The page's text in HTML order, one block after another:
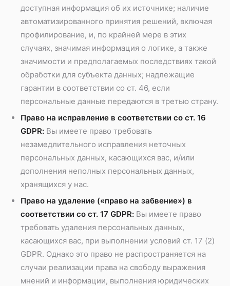
доступная информация об их источнике; наличие
автоматизированного принятия решений, включая
профилирование, и, по крайней мере в этих
случаях, значимая информация о логике, а также
значимости и предполагаемых последствиях такой
обработки для субъекта данных; надлежащие
гарантии в соответствии со ст. 46, если
персональные данные передаются в третью страну.
Право на исправление в соответствии со ст. 16
GDPR: Вы имеете право требовать
незамедлительного исправления неточных
персональных данных, касающихся вас, и/или
дополнения неполных персональных данных,
хранящихся у нас.
Право на удаление («право на забвение») в
соответствии со ст. 17 GDPR: Вы имеете право
требовать удаления персональных данных,
касающихся вас, при выполнении условий ст. 17 (2)
GDPR. Однако это право не распространяется на
случаи реализации права на свободу выражения
мнений и информации, выполнения юридических